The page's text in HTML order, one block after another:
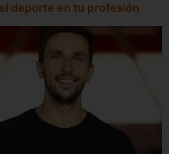
deporte en tu profesión